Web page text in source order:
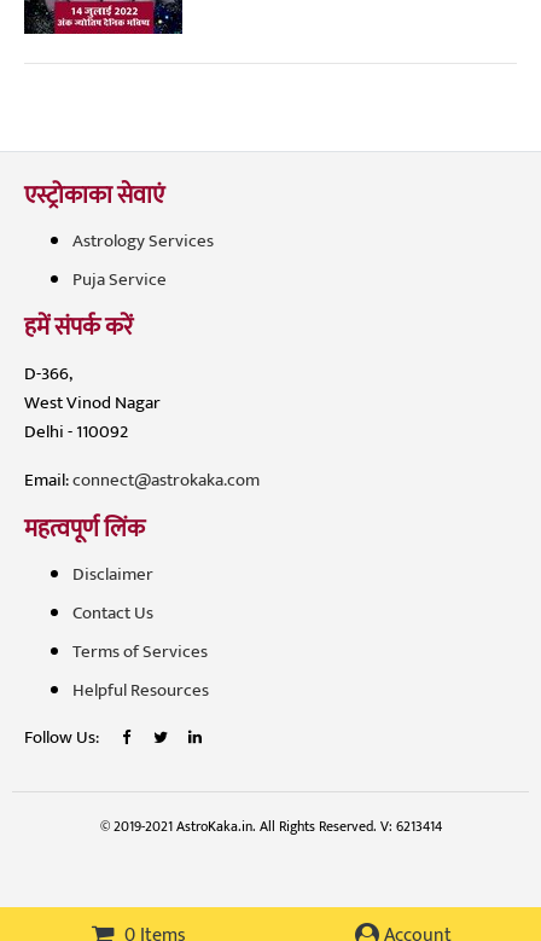
एस्ट्रोकाका सेवाएं
Astrology Services
Puja Service
हमें संपर्क करें
D-366,
West Vinod Nagar
Delhi - 110092
Email:connect@astrokaka.com
महत्वपूर्ण लिंक
Disclaimer
Contact Us
Terms of Services
Helpful Resources
Follow Us:
© 2019-2021 AstroKaka.in. All Rights Reserved. V: 6213414